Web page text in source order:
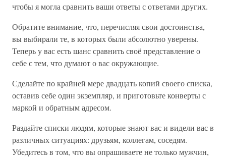
чтобы я могла сравнить ваши ответы с ответами других.
Обратите внимание, что, перечисляя свои достоинства,
вы выбирали те, в которых были абсолютно уверены.
Теперь у вас есть шанс сравнить своё представление о
себе с тем, что думают о вас окружающие.
Сделайте по крайней мере двадцать копий своего списка,
оставив себе один экземпляр, и приготовьте конверты с
маркой и обратным адресом.
Раздайте списки людям, которые знают вас и видели вас в
различных ситуациях: друзьям, коллегам, соседям.
Убедитесь в том, что вы опрашиваете не только мужчин,